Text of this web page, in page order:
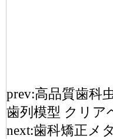
prev:高品質歯科
歯列模型 クリア
next:歯科矯正メ